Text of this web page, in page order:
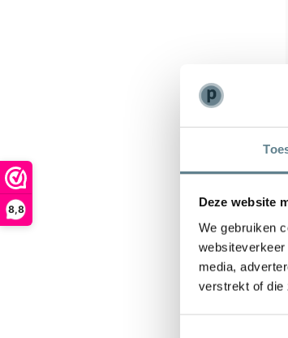
Deze website
We gebruiken
media,
verstrekt of die
8,8